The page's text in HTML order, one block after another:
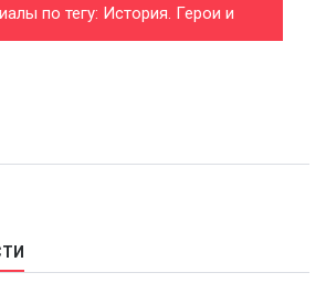
по тегу: История. Герои и